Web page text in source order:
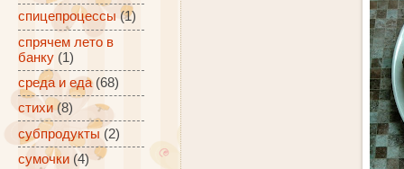
спицепроцессы (1)
спрячем лето в
банку (1)
среда и еда (68)
стихи (8)
субпродукты (2)
сумочки (4)